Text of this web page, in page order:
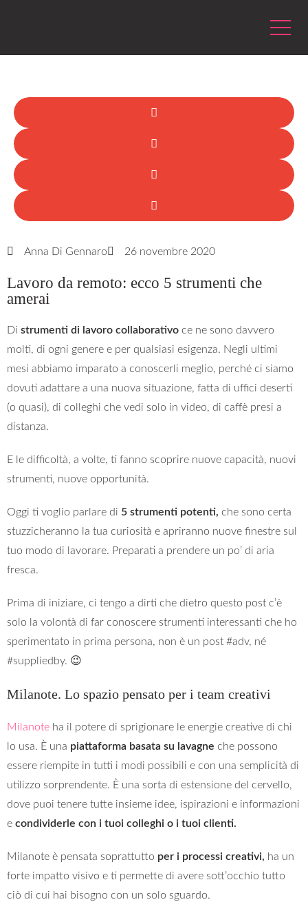
Anna Di Gennaro 26 novembre 2020
Lavoro da remoto: ecco 5 strumenti che
amerai
Di strumenti di lavoro collaborativo ce ne sono davvero
molti, di ogni genere e per qualsiasi esigenza. Negli ultimi
mesi abbiamo imparato a conoscerli meglio, perché ci siamo
dovuti adattare a una nuova situazione, fatta di uffici deserti
(o quasi), di colleghi che vedi solo in video, di caffè presi a
distanza.
E le difficoltà, a volte, ti fanno scoprire nuove capacità, nuovi
strumenti, nuove opportunità.
Oggi ti voglio parlare di 5 strumenti potenti, che sono certa
stuzzicheranno la tua curiosità e apriranno nuove finestre sul
tuo modo di lavorare. Preparati a prendere un po’ di aria
fresca.
Prima di iniziare, ci tengo a dirti che dietro questo post c’è
solo la volontà di far conoscere strumenti interessanti che ho
sperimentato in prima persona, non è un post #adv, né
#suppliedby. 😉
Milanote. Lo spazio pensato per i team creativi
Milanote ha il potere di sprigionare le energie creative di chi
lo usa. È una piattaforma basata su lavagne che possono
essere riempite in tutti i modi possibili e con una semplicità di
utilizzo sorprendente. È una sorta di estensione del cervello,
dove puoi tenere tutte insieme idee, ispirazioni e informazioni
e condividerle con i tuoi colleghi o i tuoi clienti.
Milanote è pensata soprattutto per i processi creativi, ha un
forte impatto visivo e ti permette di avere sott’occhio tutto
ciò di cui hai bisogno con un solo sguardo.